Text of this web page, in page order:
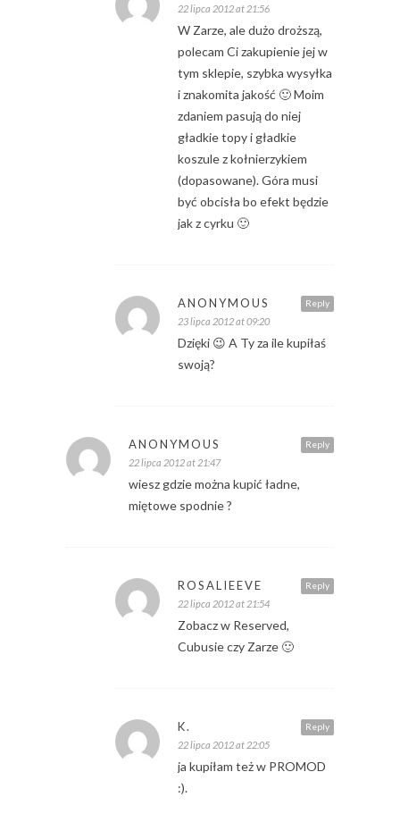
22 lipca 2012 at 21:56
W Zarze, ale dużo droższą,
polecam Ci zakupienie jej w
tym sklepie, szybka wysyłka
i znakomita jakość 🙂 Moim
zdaniem pasują do niej
gładkie topy i gładkie
koszule z kołnierzykiem
(dopasowane). Góra musi
być obcisła bo efekt będzie
jak z cyrku 🙂
Reply
ANONYMOUS
23 lipca 2012 at 09:20
Dzięki 😉 A Ty za ile kupiłaś
swoją?
Reply
ANONYMOUS
22 lipca 2012 at 21:47
wiesz gdzie można kupić ładne,
miętowe spodnie ?
Reply
ROSALIEEVE
22 lipca 2012 at 21:54
Zobacz w Reserved,
Cubusie czy Zarze 🙂
Reply
K.
22 lipca 2012 at 22:05
ja kupiłam też w PROMOD
:).